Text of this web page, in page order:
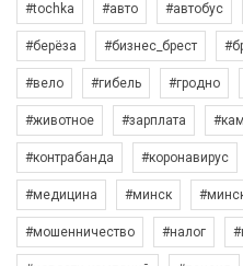
#tochka #авто #автобус
#берёза #бизнес_брест
#вело #гибель #гродно
#животное #зарплата
#контрабанда #коронавирус
#медицина #минск
#мошенничество #налог